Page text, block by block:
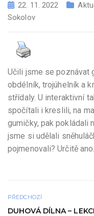
22. 11. 2022
Sokolov
Učili jsme se poznávat
obdélník, trojúhelník a
střídaly. U interaktivní
spočítali i kreslili, na
gumičky, pak pokládali
jsme si udělali
pojmenovali? Určitě ano.
PŘEDCHOZÍ
DUHOVÁ DÍLNA –